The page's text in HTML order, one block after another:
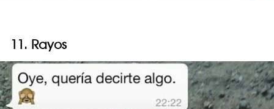
11. Rayos